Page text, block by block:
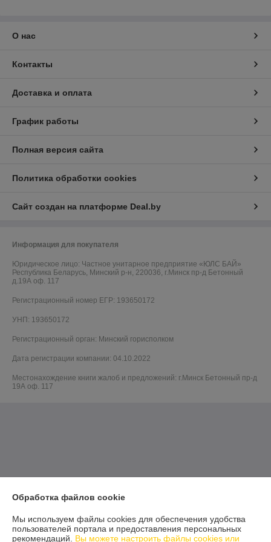
О нас
Контакты
Доставка и оплата
График работы
Полная версия сайта
Политика обработки cookies
Сайт создан на платформе Deal.by
Информация для покупателя
Юридическое лицо: Частное унитарное предприятие «ЮЛС БАЙ»
Республика Беларусь, Минский р-н, 220036, г.Минск пр-д Бетонный
д.19А оф. 117
Регистрационный номер ЕГР: 193650172
УНП: 193650172
Регистрационный орган: Минский горисполком
Дата регистрации компании: 04.10.2022
Местонахождение книги жалоб и предложений: г.Минск Бетонный пр-д
19А оф. 117
Обработка файлов cookie
Мы используем файлы cookies для обеспечения удобства
пользователей портала и предоставления персональных
рекомендаций. Вы можете настроить файлы cookies или